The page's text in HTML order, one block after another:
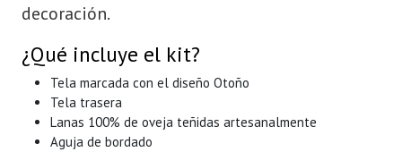
decoración.
¿Qué incluye el kit?
Tela marcada con el diseño Otoño
Tela trasera
Lanas 100% de oveja teñidas artesanalmente
Aguja de bordado